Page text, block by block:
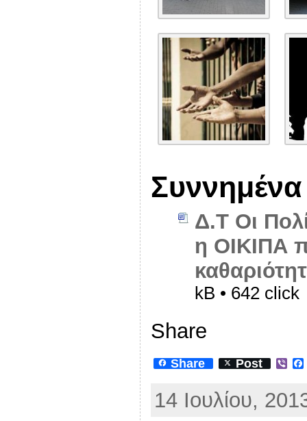
Συννημένα
Δ.Τ Οι
η ΟΙΚΙΠΑ
kB • 642 click
Share
Share Post
V
e
r
14 Ιουλίου,